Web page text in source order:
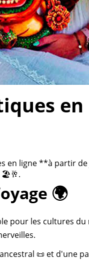
en
en ligne **à partir
🏖️🥂.
🌍
pour les cultures du
📜 et d'une